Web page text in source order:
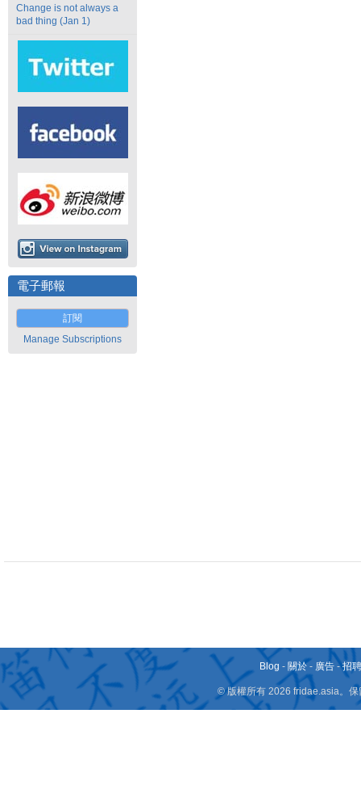
Change is not always a
bad thing (Jan 1)
電子郵報
訂閱
Manage Subscriptions
Blog - 關於 - 廣告 -招
© 版權所有 2026 fridae.asia。